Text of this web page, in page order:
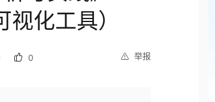
化工具）
举报
0